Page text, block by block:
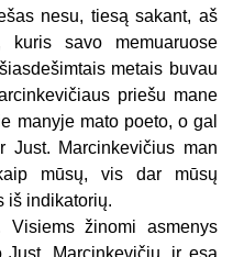
nesu, tiesą sakant, aš
savo memuaruose
metais buvau
priešu mane
manyje mato poeto, o gal
Just. Marcinkevičius man
mūsų, vis dar mūsų
iš indikatorių.
Visiems žinomi asmenys
Marcinkevičių, ir esą